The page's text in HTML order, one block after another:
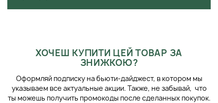
ХОЧЕШ КУПИТИ ЦЕЙ ТОВАР ЗА
ЗНИЖКОЮ?
Оформляй подписку на бьюти-дайджест, в котором мы
указываем все актуальные акции. Также, не забывай, что
ты можешь получить промокоды после сделанных покупок.